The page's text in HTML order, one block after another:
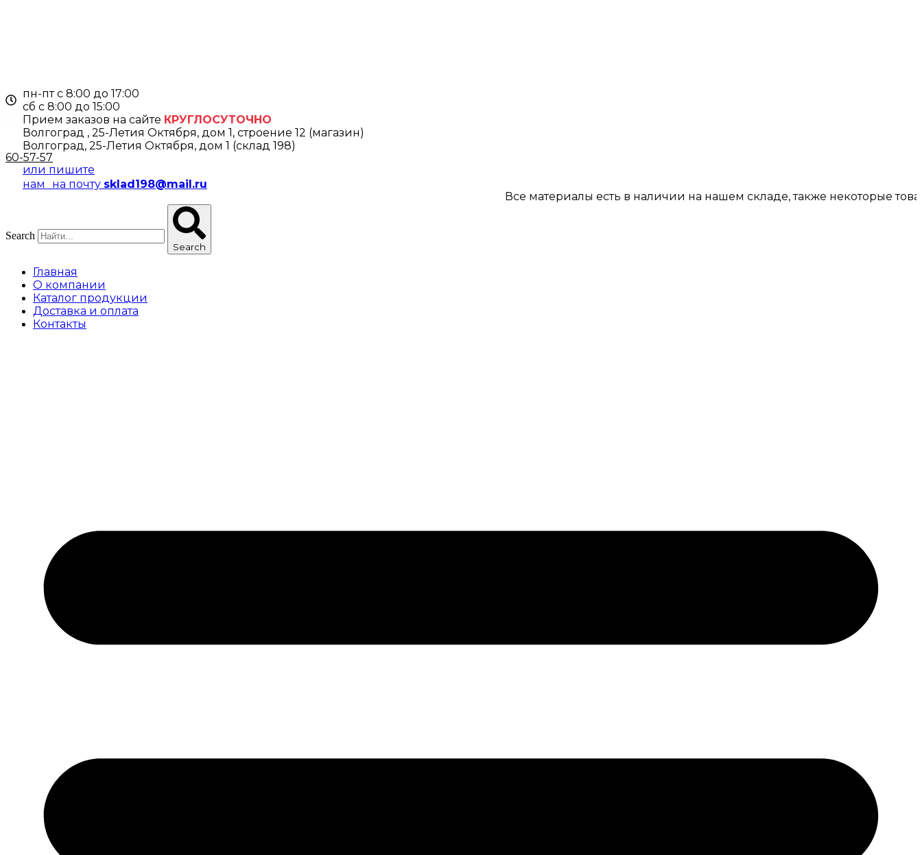
пн-пт с 8:00 до 17:00
cб с 8:00 до 15:00
Прием заказов на сайте КРУГЛОСУТОЧНО
Волгоград , 25-Летия Октября, дом 1, строение 12 (магазин)
Волгоград, 25-Летия Октября, дом 1 (склад 198)
60-57-57
или пишите
нам на почту sklad198@mail.ru
Все материалы есть в наличии на нашем складе, также некоторые
Search
Search
Главная
О компании
Каталог продукции
Доставка и оплата
Контакты